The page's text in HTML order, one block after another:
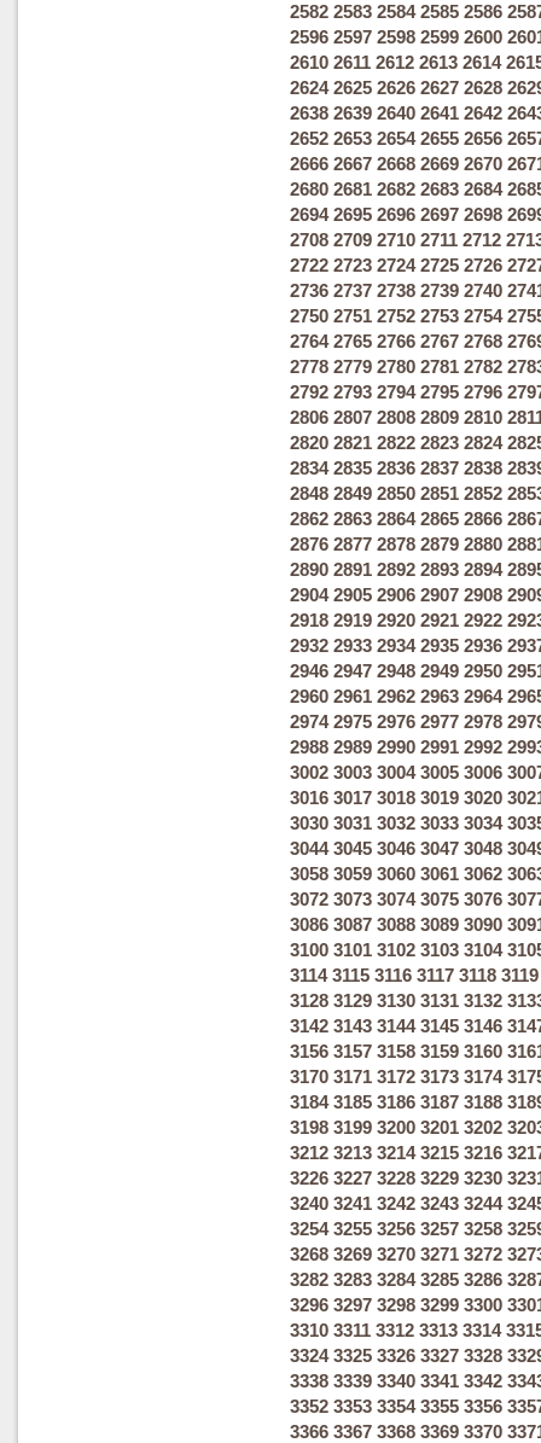
2582 2583 2584 2585 2586
2596 2597 2598 2599 2600
2610 2611 2612 2613 2614
2624 2625 2626 2627 2628
2638 2639 2640 2641 2642
2652 2653 2654 2655 2656
2666 2667 2668 2669 2670
2680 2681 2682 2683 2684
2694 2695 2696 2697 2698
2708 2709 2710 2711 2712
2722 2723 2724 2725 2726
2736 2737 2738 2739 2740
2750 2751 2752 2753 2754
2764 2765 2766 2767 2768
2778 2779 2780 2781 2782
2792 2793 2794 2795 2796
2806 2807 2808 2809 2810
2820 2821 2822 2823 2824
2834 2835 2836 2837 2838
2848 2849 2850 2851 2852
2862 2863 2864 2865 2866
2876 2877 2878 2879 2880
2890 2891 2892 2893 2894
2904 2905 2906 2907 2908
2918 2919 2920 2921 2922
2932 2933 2934 2935 2936
2946 2947 2948 2949 2950
2960 2961 2962 2963 2964
2974 2975 2976 2977 2978
2988 2989 2990 2991 2992
3002 3003 3004 3005 3006
3016 3017 3018 3019 3020
3030 3031 3032 3033 3034
3044 3045 3046 3047 3048
3058 3059 3060 3061 3062
3072 3073 3074 3075 3076
3086 3087 3088 3089 3090
3100 3101 3102 3103 3104
3114 3115 3116 3117 3118 3119
3128 3129 3130 3131 3132
3142 3143 3144 3145 3146
3156 3157 3158 3159 3160
3170 3171 3172 3173 3174
3184 3185 3186 3187 3188
3198 3199 3200 3201 3202
3212 3213 3214 3215 3216
3226 3227 3228 3229 3230
3240 3241 3242 3243 3244
3254 3255 3256 3257 3258
3268 3269 3270 3271 3272
3282 3283 3284 3285 3286
3296 3297 3298 3299 3300
3310 3311 3312 3313 3314
3324 3325 3326 3327 3328
3338 3339 3340 3341 3342
3352 3353 3354 3355 3356
3366 3367 3368 3369 3370